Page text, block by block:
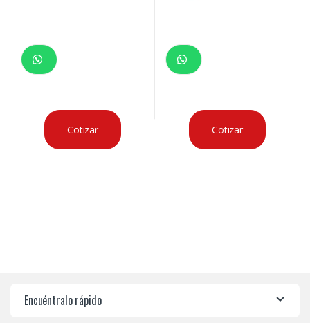
Cotizar Cotizar
Encuéntralo rápido